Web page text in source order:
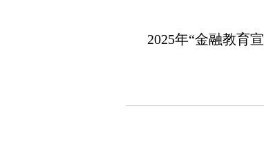
2025年“金融教育